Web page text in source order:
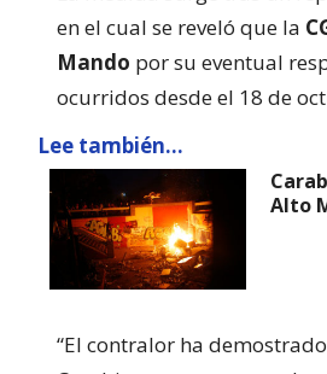
en el cual se reveló que la
Mando por su eventual
ocurridos desde el 18 de
Lee también...
Alto
“El contralor ha